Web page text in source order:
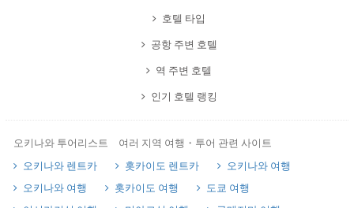
호텔 타입
공항 주변 호텔
역 주변 호텔
인기 호텔 랭킹
오키나와 투어리스트 여러 지역 여행・투어 관련 사이트
오키나와 렌트카
홋카이도 렌트카
오키나와 여행
오키나와 여행
홋카이도 여행
도쿄 여행